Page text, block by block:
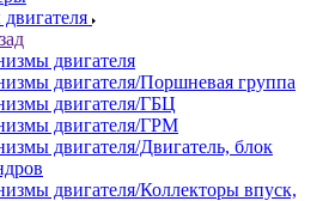
двигателя
двигателя/Поршневая группа
двигателя/ГБЦ
двигателя/ГРМ
двигателя/Двигатель, блок
двигателя/Коллекторы впуск,